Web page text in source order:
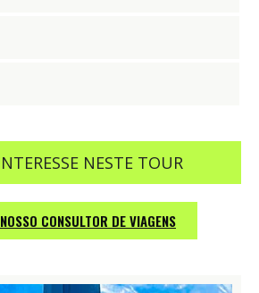
NESTE TOUR
CONSULTOR DE VIAGENS